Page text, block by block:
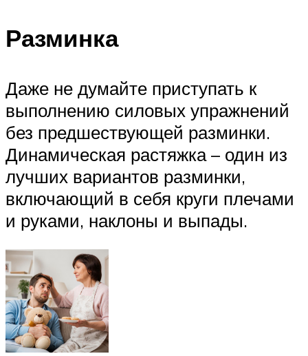
Разминка
Даже не думайте приступать к
выполнению силовых упражнений
без предшествующей разминки.
Динамическая растяжка – один из
лучших вариантов разминки,
включающий в себя круги плечами
и руками, наклоны и выпады.